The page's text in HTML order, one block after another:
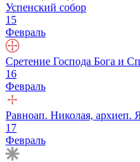
Успенский собор
15
Февраль
Сретение Господа Бога и
16
Февраль
Равноап. Николая, архиеп.
17
Февраль